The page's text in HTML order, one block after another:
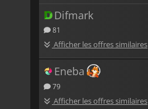
Difmark
81
Afficher les offres similaires
Eneba
79
Afficher les offres similaires